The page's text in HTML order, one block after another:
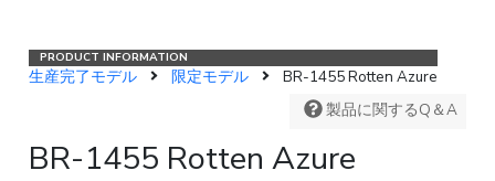
生産完了モデル 限定モデル
BR-1455 Rotten Azure
製品に関するQ＆A
BR-1455 Rotten Azure